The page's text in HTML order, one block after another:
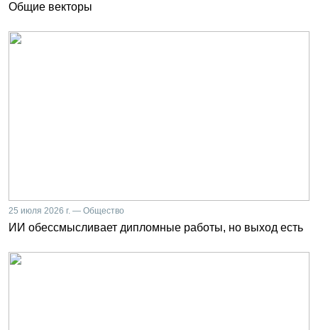
Общие векторы
25 июля 2026 г. — Общество
ИИ обессмысливает дипломные работы, но выход есть